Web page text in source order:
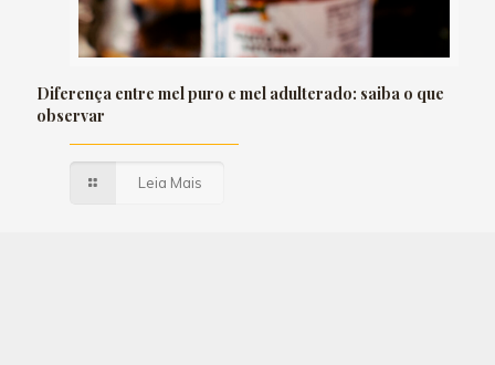
Diferença entre mel puro e mel adulterado: saiba o que
observar
Leia Mais